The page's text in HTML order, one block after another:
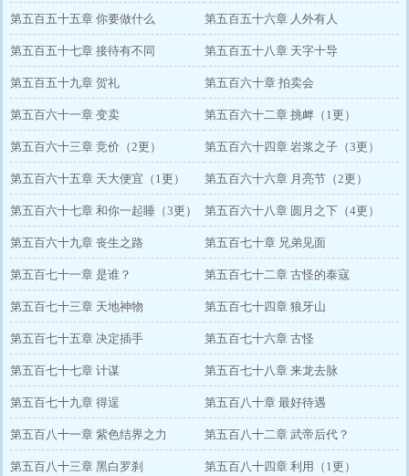
第五百五十五章 你要做什么 第五百五十六章 人外有人
第五百五十七章 接待有不同 第五百五十八章 天字十导
第五百五十九章 贺礼 第五百六十章 拍卖会
第五百六十一章 变卖 第五百六十二章 挑衅（1更）
第五百六十三章 竞价（2更） 第五百六十四章 岩浆之子（3更）
第五百六十五章 天大便宜（1更） 第五百六十六章 月亮节（2更）
第五百六十七章 和你一起睡（3更） 第五百六十八章 圆月之下（4更）
第五百六十九章 丧生之路 第五百七十章 兄弟见面
第五百七十一章 是谁？ 第五百七十二章 古怪的泰寇
第五百七十三章 天地神物 第五百七十四章 狼牙山
第五百七十五章 决定插手 第五百七十六章 古怪
第五百七十七章 计谋 第五百七十八章 来龙去脉
第五百七十九章 得逞 第五百八十章 最好待遇
第五百八十一章 紫色结界之力 第五百八十二章 武帝后代？
第五百八十三章 黑白罗刹 第五百八十四章 利用（1更）